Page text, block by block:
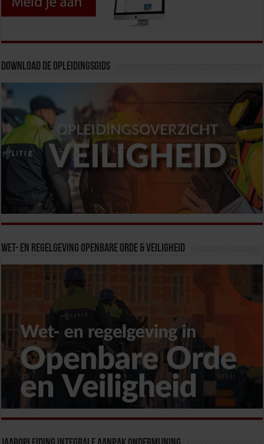
Download de opleidingsgids
Wet- en Regelgeving Openbare Orde & Veiligheid